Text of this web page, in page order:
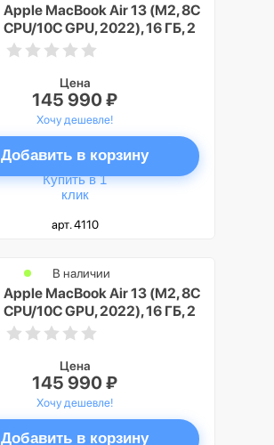
Apple MacBook Air 13 (M2, 8C
CPU/10C GPU, 2022), 16 ГБ, 2
ТБ SSD, Полуночный черный
Цена
145 990 ₽
Хочу дешевле!
Добавить в корзину
Купить в 1
клик
арт. 4110
Apple MacBook Air 13 (M2, 8C
CPU/10C GPU, 2022), 16 ГБ, 2
ТБ SSD, Сияющая звезда
В наличии
Цена
145 990 ₽
Хочу дешевле!
Добавить в корзину